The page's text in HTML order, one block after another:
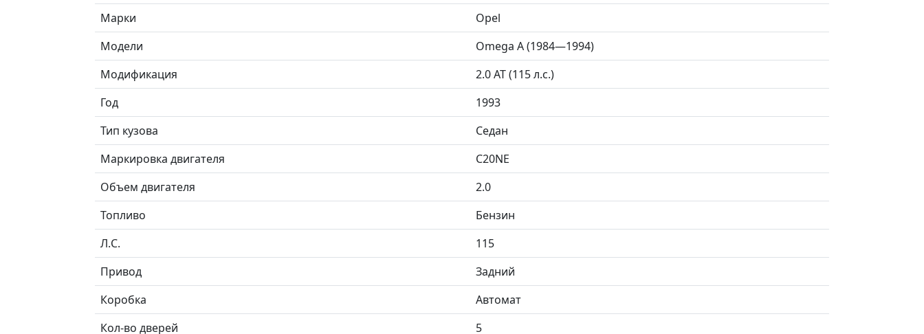
Марки
Opel
Модели
Omega A (1984—1994)
Модификация
2.0 AT (115 л.с.)
Год
1993
Тип кузова
Седан
Маркировка двигателя
C20NE
Объем двигателя
2.0
Топливо
Бензин
Л.C.
115
Привод
Задний
Коробка
Автомат
Кол-во дверей
5